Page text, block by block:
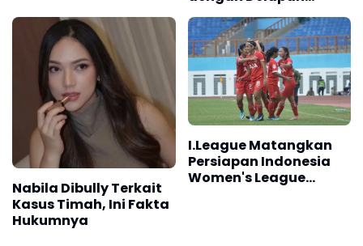
Nabila Dibully Terkait
Kasus Timah, Ini Fakta
Hukumnya
I.League Matangkan
Persiapan Indonesia
Women's League